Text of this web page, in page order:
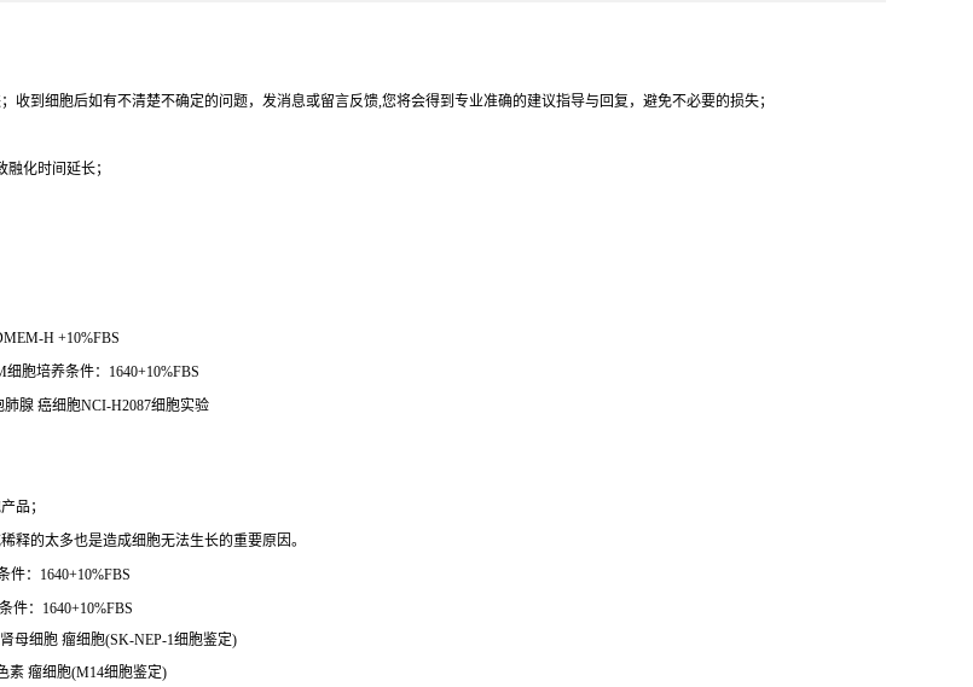
到细胞后如有不清楚不确定的问题，发消息或留言反馈,您将会得到专业准确的建议指导与回复，避免不必要的损失；
化时间延长；
H +10%FBS
胞培养条件：1640+10%FBS
腺 癌细胞NCI-H2087细胞实验
品；
释的太多也是造成细胞无法生长的重要原因。
件：1640+10%FBS
件：1640+10%FBS
母细胞 瘤细胞(SK-NEP-1细胞鉴定)
素 瘤细胞(M14细胞鉴定)